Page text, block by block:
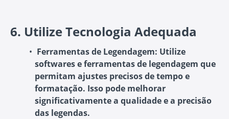
6. Utilize Tecnologia Adequada
Ferramentas de Legendagem: Utilize
softwares e ferramentas de legendagem que
permitam ajustes precisos de tempo e
formatação. Isso pode melhorar
significativamente a qualidade e a precisão
das legendas.